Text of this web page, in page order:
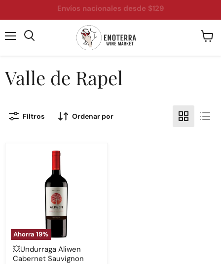
Envíos nacionales desde $129
Valle de Rapel
Filtros Ordenar por
Ahorra 19%
💥Undurraga Aliwen
Cabernet Sauvignon